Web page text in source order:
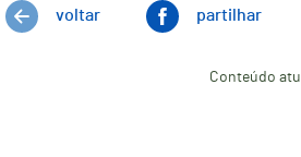
voltar partilhar
Conteúdo